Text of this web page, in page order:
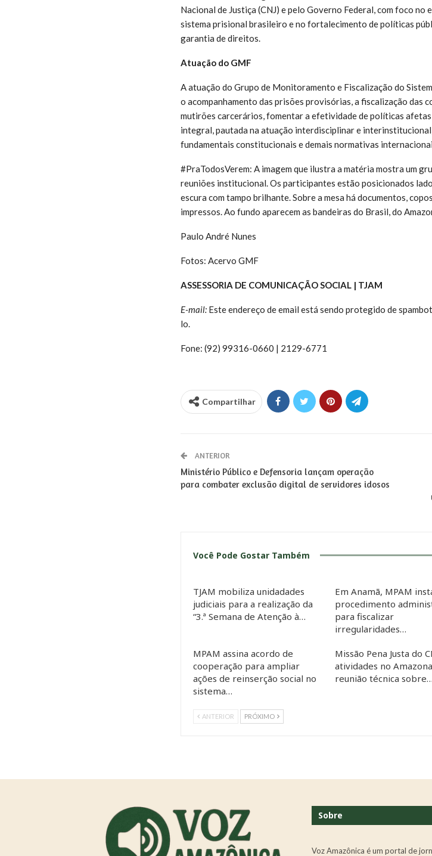
Nacional de Justiça (CNJ) e pelo Governo Federal, com foco
sistema prisional brasileiro e no fortalecimento de políticas
garantia de direitos.
Atuação do GMF
A atuação do Grupo de Monitoramento e Fiscalização do
o acompanhamento das prisões provisórias, a fiscalização das
mutirões carcerários, fomentar a efetividade de políticas
integral, pautada na atuação interdisciplinar e
fundamentais constitucionais e demais normativas
#PraTodosVerem: A imagem que ilustra a matéria mostra um
reuniões institucional. Os participantes estão posicionados
escura com tampo brilhante. Sobre a mesa há documentos,
impressos. Ao fundo aparecem as bandeiras do Brasil, do
Paulo André Nunes
Fotos: Acervo GMF
ASSESSORIA DE COMUNICAÇÃO SOCIAL | TJAM
E-mail: Este endereço de email está sendo protegido de
lo.
Fone: (92) 99316-0660 | 2129-6771
Compartilhar
ANTERIOR
Ministério Público e Defensoria lançam operação
para combater exclusão digital de servidores idosos
Você Pode Gostar Também
TJAM mobiliza unidadades
judiciais para a realização da
“3.ª Semana de Atenção à…
Em Anamã, MPAM
procedimento
para fiscalizar
irregularidades…
MPAM assina acordo de
cooperação para ampliar
ações de reinserção social no
sistema…
Missão Pena Justa do
atividades no
reunião técnica sobre…
ANTERIOR PRÓXIMO
Sobre
Voz Amazônica é um portal de